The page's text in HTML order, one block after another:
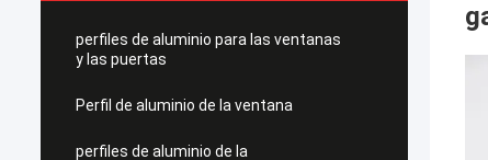
perfiles de aluminio para las ventanas
y las puertas
Perfil de aluminio de la ventana
perfiles de aluminio de la